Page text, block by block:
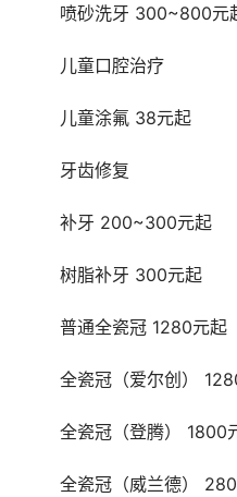
喷砂洗牙 300~800元
	儿童口腔治疗
	儿童涂氟 38元起
	牙齿修复
	补牙 200~300元起
	树脂补牙 300元起
	普通全瓷冠 1280元起
全瓷冠（爱尔创）
全瓷冠（登腾） 1800
全瓷冠（威兰德）